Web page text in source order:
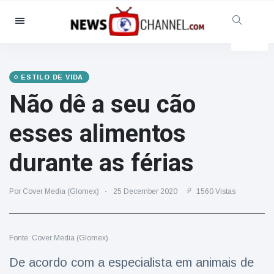
Categorias
Social & Diversão
Cinema & TV
(81)
Celebridades
(13938)
Moda e Beleza
(122)
Comida e bebida
Estilo de Vida
Saúde e Aptidão Física
(73)
ESTILO DE VIDA
Não dê a seu cão
esses alimentos
durante as férias
Por Cover Media (Glomex) 25 December 2020 1560 Vistas
Fonte: Cover Media (Glomex)
De acordo com a especialista em animais de